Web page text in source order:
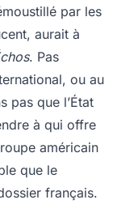
par les
aurait à
. Pas
ou au
pas que l’État
à qui offre
américain
que le
français.